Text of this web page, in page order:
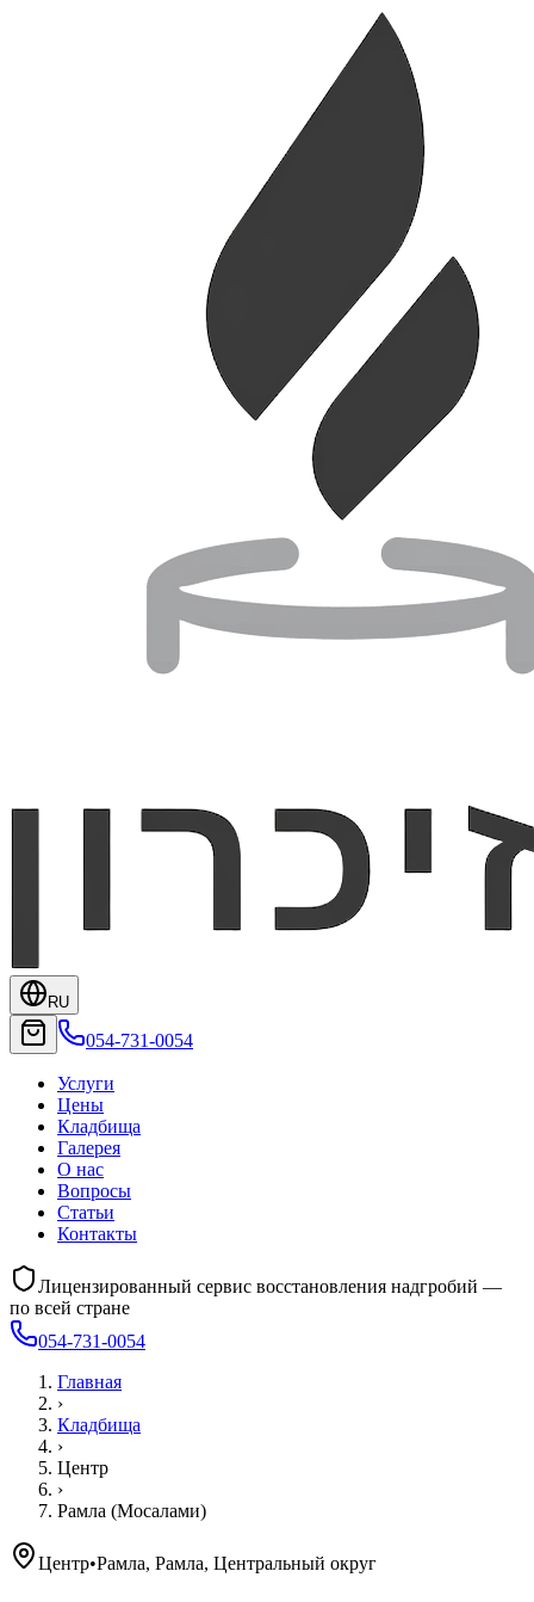
RU
054-731-0054
Услуги
Цены
Кладбища
Галерея
О нас
Вопросы
Статьи
Контакты
Лицензированный сервис восстановления надгробий —
по всей стране
054-731-0054
Главная
›
Кладбища
›
Центр
›
Рамла (Мосалами)
Центр•Рамла, Рамла, Центральный округ